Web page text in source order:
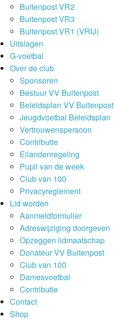
Buitenpost VR2
Buitenpost VR3
Buitenpost VR1 (VRIJ)
Uitslagen
G-voetbal
Over de club
Sponsoren
Bestuur VV Buitenpost
Beleidsplan VV Buitenpost
Jeugdvoetbal Beleidsplan
Vertrouwenspersoon
Contributie
Eilandenregeling
Pupil van de week
Club van 100
Privacyreglement
Lid worden
Aanmeldformulier
Adreswijziging doorgeven
Opzeggen lidmaatschap
Donateur VV Buitenpost
Club van 100
Damesvoetbal
Contributie
Contact
Shop